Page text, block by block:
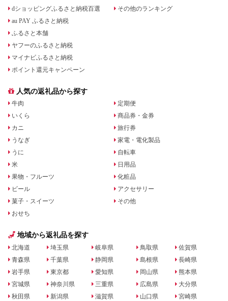
dショッピングふるさと納税百選
au PAY ふるさと納税
ふるさと本舗
ヤフーのふるさと納税
マイナビふるさと納税
ポイント還元キャンペーン
その他のランキング
人気の返礼品から探す
牛肉
いくら
カニ
うなぎ
うに
米
果物・フルーツ
ビール
菓子・スイーツ
おせち
定期便
商品券・金券
旅行券
家電・電化製品
自転車
日用品
化粧品
アクセサリー
その他
地域から返礼品を探す
北海道
青森県
岩手県
宮城県
秋田県
埼玉県
千葉県
東京都
神奈川県
新潟県
岐阜県
静岡県
愛知県
三重県
滋賀県
鳥取県
島根県
岡山県
広島県
山口県
佐賀県
長崎県
熊本県
大分県
宮崎県